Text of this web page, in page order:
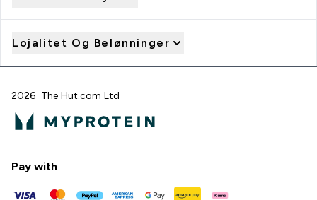
Lojalitet Og Belønninger
2026 The Hut.com Ltd
Pay with